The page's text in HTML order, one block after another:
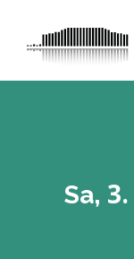
Sa, 3.